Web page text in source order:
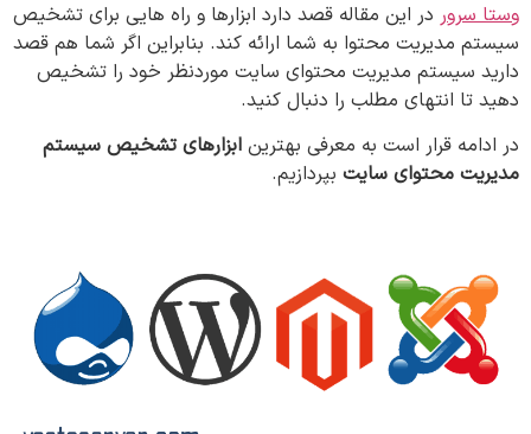
وستا سرور در این مقاله قصد دارد ابزارها و راه هایی برای تشخیص
سیستم مدیریت محتوا به شما ارائه کند. بنابراین اگر شما هم قصد
دارید سیستم مدیریت محتوای سایت موردنظر خود را تشخیص
دهید تا انتهای مطلب را دنبال کنید.
در ادامه قرار است به معرفی بهترین ابزارهای تشخیص سیستم
مدیریت محتوای سایت بپردازیم.